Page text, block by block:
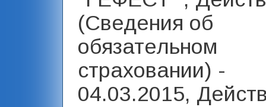
(Сведения об
обязательном
страховании) -
04.03.2015,